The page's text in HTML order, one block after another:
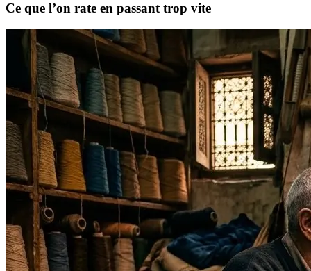
Ce que l’on rate en passant trop vite